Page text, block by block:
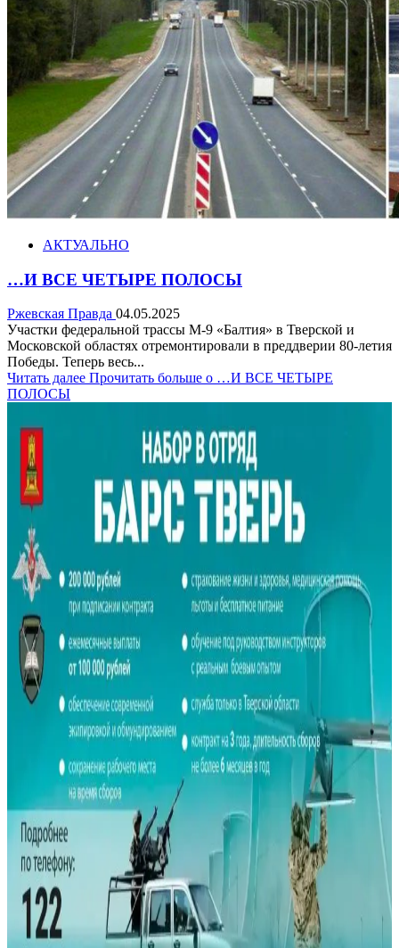
АКТУАЛЬНО
…И ВСЕ ЧЕТЫРЕ ПОЛОСЫ
Ржевская Правда 04.05.2025
Участки федеральной трассы М-9 «Балтия» в Тверской и
Московской областях отремонтировали в преддверии 80-летия
Победы. Теперь весь...
Читать далее Прочитать больше о …И ВСЕ ЧЕТЫРЕ
ПОЛОСЫ